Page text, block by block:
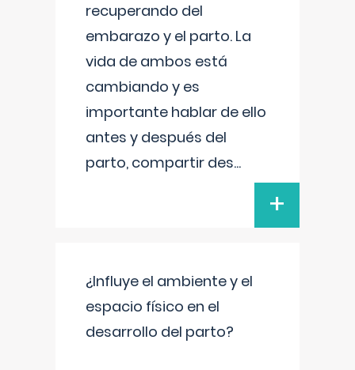
recuperando del
embarazo y el parto. La
vida de ambos está
cambiando y es
importante hablar de ello
antes y después del
parto, compartir des...
+
¿Influye el ambiente y el
espacio físico en el
desarrollo del parto?